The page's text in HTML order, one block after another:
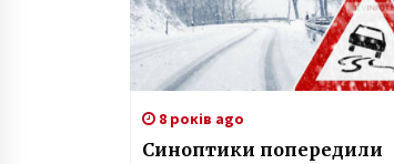
8 років ago
Синоптики попередили